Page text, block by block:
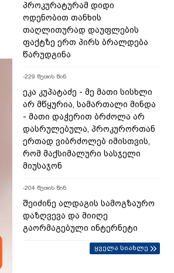
პროკურატურამ დიდი
ოდენობით თანხის
თაღლითურად დაუფლების
ფაქტზე ერთ პირს ბრალდება
წარუდგინა
-229 წუთის წინ
ეკა კუპატაძე - მე მათი სისხლი
არ მწყურია, სამართალი მინდა
- მათი დაჭერით ბრძოლა არ
დასრულებულა, პროკურორთან
ერთად ვიბრძოლებ იმისთვის,
რომ მაქსიმალური სასჯელი
მიუსაჯონ
-204 წუთის წინ
შეიძინე ალდაგის სამოგზაურო
დაზღვევა და მიიღე
გაორმაგებული ინტერნეტი
ყველა სიახლე